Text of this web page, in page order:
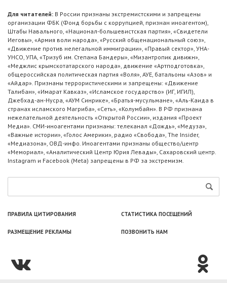
Для читателей: В России признаны экстремистскими и запрещены
организации ФБК (Фонд борьбы с коррупцией, признан иноагентом),
Штабы Навального, «Национал-большевистская партия», «Свидетели
Иеговы», «Армия воли народа», «Русский общенациональный союз»,
«Движение против нелегальной иммиграции», «Правый сектор», УНА-
УНСО, УПА, «Тризуб им. Степана Бандеры», «Мизантропик дивижн»,
«Меджлис крымскотатарского народа», движение «Артподготовка»,
общероссийская политическая партия «Воля», АУЕ, батальоны «Азов» и
«Айдар». Признаны террористическими и запрещены: «Движение
Талибан», «Имарат Кавказ», «Исламское государство» (ИГ, ИГИЛ),
Джебхад-ан-Нусра, «АУМ Синрике», «Братья-мусульмане», «Аль-Каида в
странах исламского Магриба», «Сеть», «Колумбайн». В РФ признана
нежелательной деятельность «Открытой России», издания «Проект
Медиа». СМИ-иноагентами признаны: телеканал «Дождь», «Медуза»,
«Важные истории», «Голос Америки», радио «Свобода», The Insider,
«Медиазона», ОВД-инфо. Иноагентами признаны общество/центр
«Мемориал», «Аналитический Центр Юрия Левады», Сахаровский центр.
Instagram и Facebook (Metа) запрещены в РФ за экстремизм.
ПРАВИЛА ЦИТИРОВАНИЯ СТАТИСТИКА ПОСЕЩЕНИЙ
РАЗМЕЩЕНИЕ РЕКЛАМЫ ПОЗВОНИТЬ НАМ